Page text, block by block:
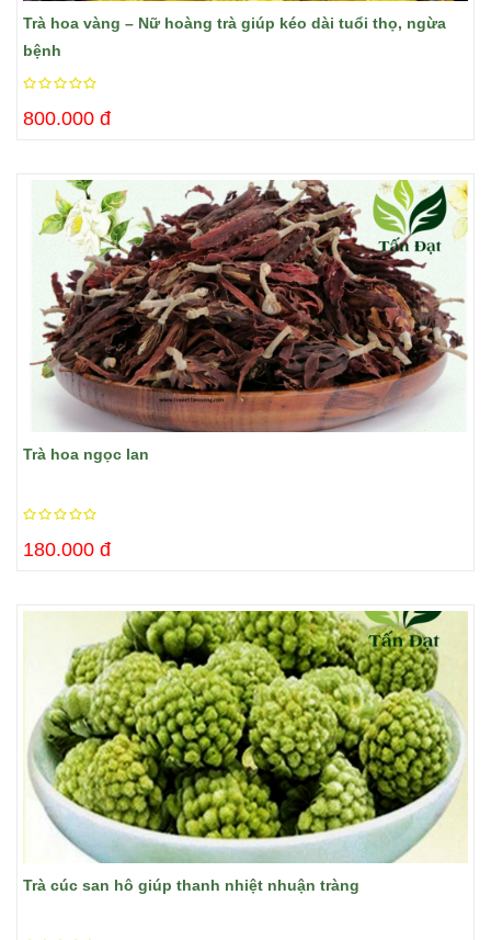
Trà hoa vàng – Nữ hoàng trà giúp kéo dài tuổi thọ, ngừa
bệnh
800.000 đ
Trà hoa ngọc lan
180.000 đ
Trà cúc san hô giúp thanh nhiệt nhuận tràng